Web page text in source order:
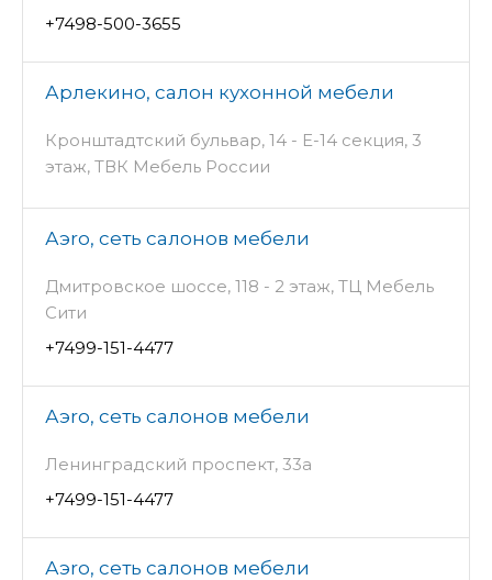
+7498-500-3655
Арлекино, салон кухонной мебели
Кронштадтский бульвар, 14 - Е-14 секция, 3
этаж, ТВК Мебель России
Аэro, сеть салонов мебели
Дмитровское шоссе, 118 - 2 этаж, ТЦ Мебель
Сити
+7499-151-4477
Аэro, сеть салонов мебели
Ленинградский проспект, 33а
+7499-151-4477
Аэro, сеть салонов мебели